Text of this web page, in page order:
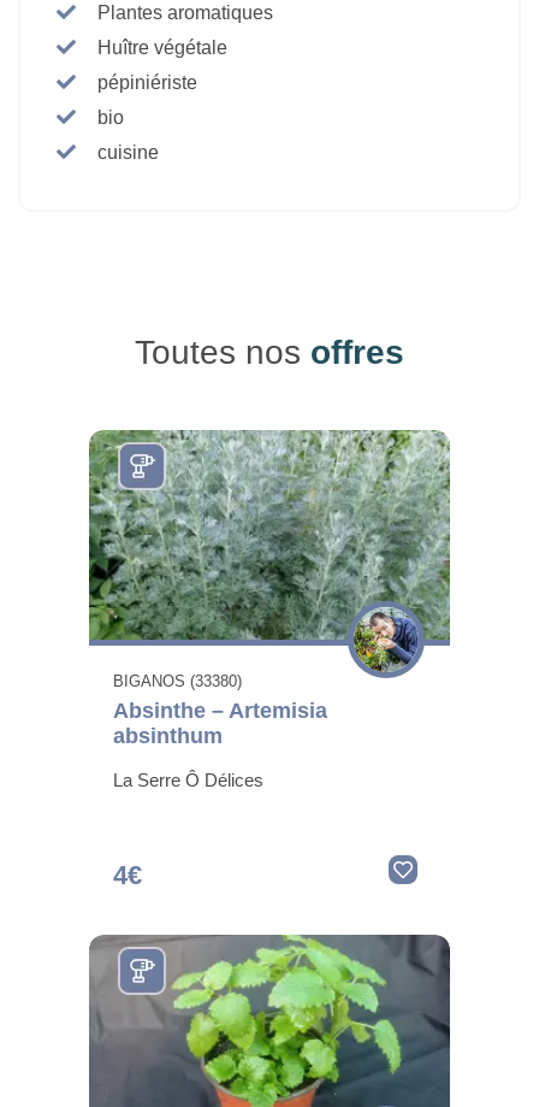
Plantes aromatiques
Huître végétale
pépiniériste
bio
cuisine
Toutes nos offres
BIGANOS (33380)
Absinthe – Artemisia
absinthum
La Serre Ô Délices
4€